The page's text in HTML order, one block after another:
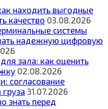
находить выгодные
качество 03.08.2026
системы
надежную цифровую
зала: как оценить
02.08.2026
согласование
31.07.2026
знать перед